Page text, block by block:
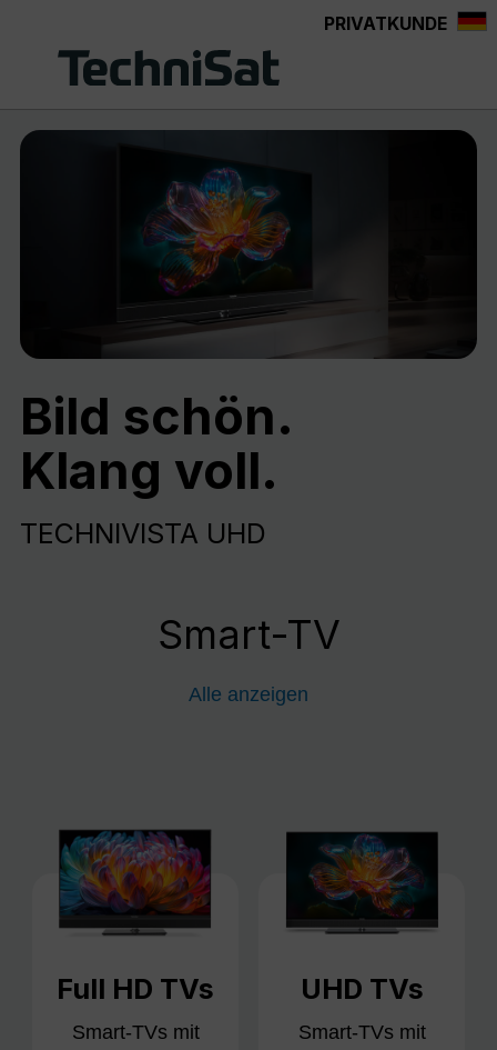
PRIVATKUNDE
Bild schön.
Klang voll.
TECHNIVISTA UHD
Smart-TV
Alle anzeigen
Full HD TVs
Smart-TVs mit
UHD TVs
Smart-TVs mit